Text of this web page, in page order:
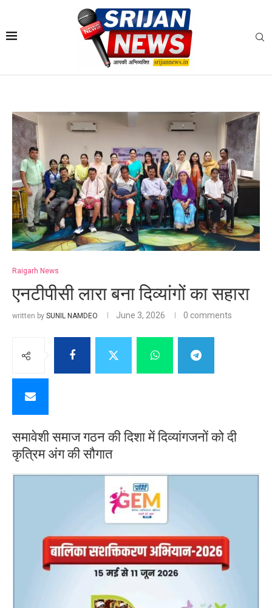
Raigarh News
एनटीपीसी लारा बना दिव्यांगों का सहारा
written by SUNIL NAMDEO June 3, 2026 0 comments
समावेशी समाज गठन की दिशा में दिव्यांगजनों को दी
कृत्रिम अंग की सौगात